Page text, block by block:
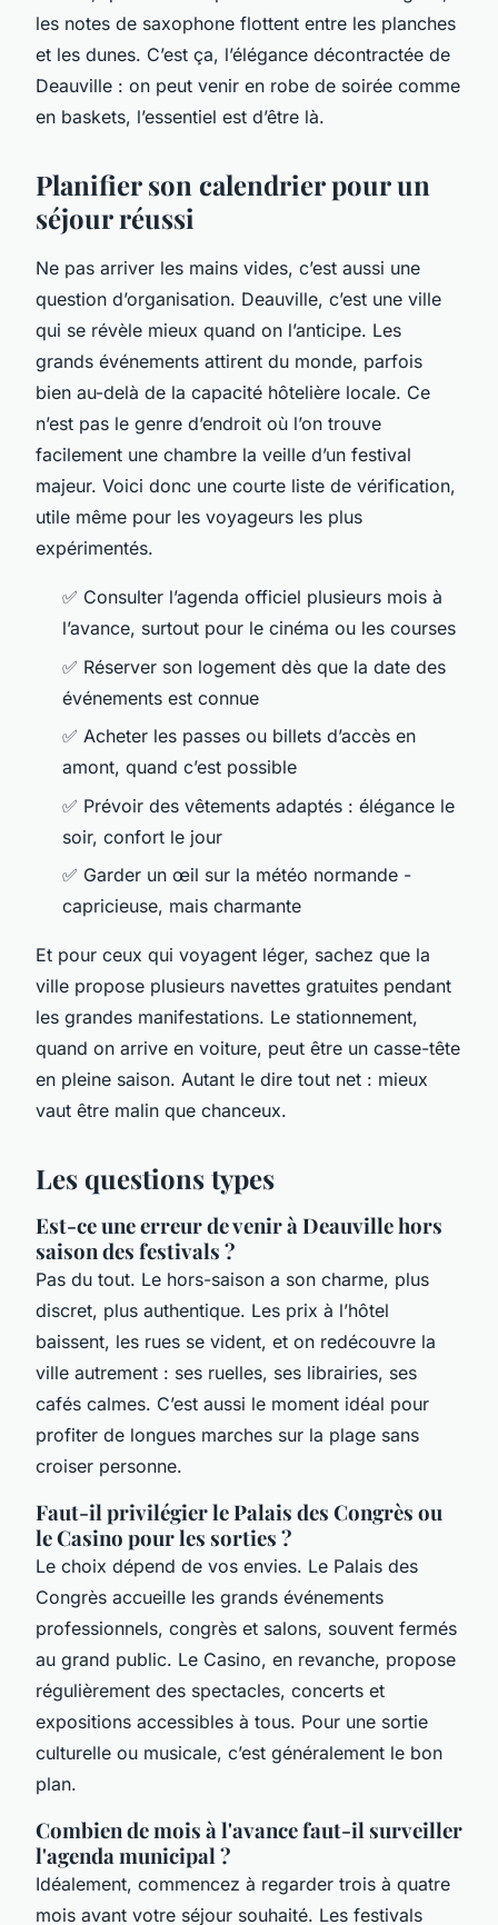
les notes de saxophone flottent entre les planches
et les dunes. C’est ça, l’élégance décontractée de
Deauville : on peut venir en robe de soirée comme
en baskets, l’essentiel est d’être là.
Planifier son calendrier pour un
séjour réussi
Ne pas arriver les mains vides, c’est aussi une
question d’organisation. Deauville, c’est une ville
qui se révèle mieux quand on l’anticipe. Les
grands événements attirent du monde, parfois
bien au-delà de la capacité hôtelière locale. Ce
n’est pas le genre d’endroit où l’on trouve
facilement une chambre la veille d’un festival
majeur. Voici donc une courte liste de vérification,
utile même pour les voyageurs les plus
expérimentés.
✅ Consulter l’agenda officiel plusieurs mois à
l’avance, surtout pour le cinéma ou les courses
✅ Réserver son logement dès que la date des
événements est connue
✅ Acheter les passes ou billets d’accès en
amont, quand c’est possible
✅ Prévoir des vêtements adaptés : élégance le
soir, confort le jour
✅ Garder un œil sur la météo normande -
capricieuse, mais charmante
Et pour ceux qui voyagent léger, sachez que la
ville propose plusieurs navettes gratuites pendant
les grandes manifestations. Le stationnement,
quand on arrive en voiture, peut être un casse-tête
en pleine saison. Autant le dire tout net : mieux
vaut être malin que chanceux.
Les questions types
Est-ce une erreur de venir à Deauville hors
saison des festivals ?
Pas du tout. Le hors-saison a son charme, plus
discret, plus authentique. Les prix à l’hôtel
baissent, les rues se vident, et on redécouvre la
ville autrement : ses ruelles, ses librairies, ses
cafés calmes. C’est aussi le moment idéal pour
profiter de longues marches sur la plage sans
croiser personne.
Faut-il privilégier le Palais des Congrès ou
le Casino pour les sorties ?
Le choix dépend de vos envies. Le Palais des
Congrès accueille les grands événements
professionnels, congrès et salons, souvent fermés
au grand public. Le Casino, en revanche, propose
régulièrement des spectacles, concerts et
expositions accessibles à tous. Pour une sortie
culturelle ou musicale, c’est généralement le bon
plan.
Combien de mois à l'avance faut-il surveiller
l'agenda municipal ?
Idéalement, commencez à regarder trois à quatre
mois avant votre séjour souhaité. Les festivals